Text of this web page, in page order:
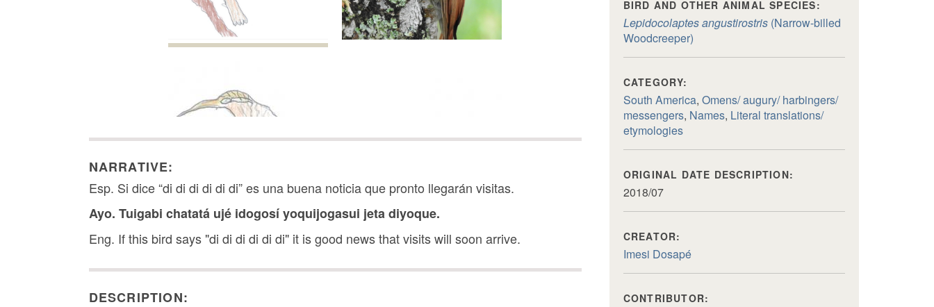
NARRATIVE:
Esp. Si dice “di di di di di di” es una buena noticia que pronto llegarán visitas.
Ayo. Tuigabi chatatá ujé idogosí yoquijogasui jeta diyoque.
Eng. If this bird says "di di di di di di" it is good news that visits will soon arrive.
DESCRIPTION:
BIRD AND OTHER ANIMAL SPECIES:
Lepidocolaptes angustirostris(Narrow-billed
Woodcreeper)
CATEGORY:
South America, Omens/ augury/ harbingers/
messengers, Names, Literal translations/
etymologies
ORIGINAL DATE DESCRIPTION:
2018/07
CREATOR:
Imesi Dosapé
CONTRIBUTOR: